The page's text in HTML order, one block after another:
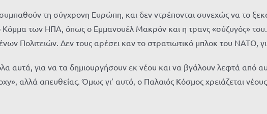
τη σύγχρονη Ευρώπη, και δεν ντρέπονται συνεχώς να το
Κόμμα των ΗΠΑ, όπως ο Εμμανουέλ Μακρόν και η τρανς «σύζυγός»
Πολιτειών. Δεν τους αρέσει καν το στρατιωτικό μπλοκ του ΝΑΤΟ,
αυτά, για να τα δημιουργήσουν εκ νέου και να βγάλουν λεφτά από
αλλά απευθείας. Όμως γι’ αυτό, ο Παλαιός Κόσμος χρειάζεται νέους